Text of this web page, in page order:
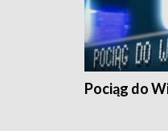
Pociąg do